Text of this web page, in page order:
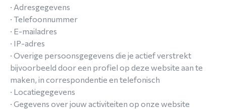
· Adresgegevens
· Telefoonnummer
· E-mailadres
· IP-adres
· Overige persoonsgegevens die je actief verstrekt
bijvoorbeeld door een profiel op deze website aan te
maken, in correspondentie en telefonisch
· Locatiegegevens
· Gegevens over jouw activiteiten op onze website